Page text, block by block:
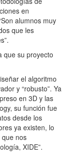
en
alumnos muy
que les
que su proyecto
el algoritmo
y “robusto”. Ya
en 3D y las
su función fue
desde los
ya existen, lo
nos
XIDE”.